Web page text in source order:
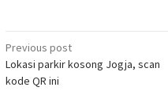
Post
navigation
Previous post
Lokasi parkir kosong Jogja, scan
kode QR ini